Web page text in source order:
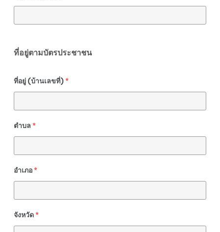
ที่อยู่ตามบัตรประชาชน
ที่อยู่ (บ้านเลขที่) *
ตำบล *
อำเภอ*
จังหวัด*